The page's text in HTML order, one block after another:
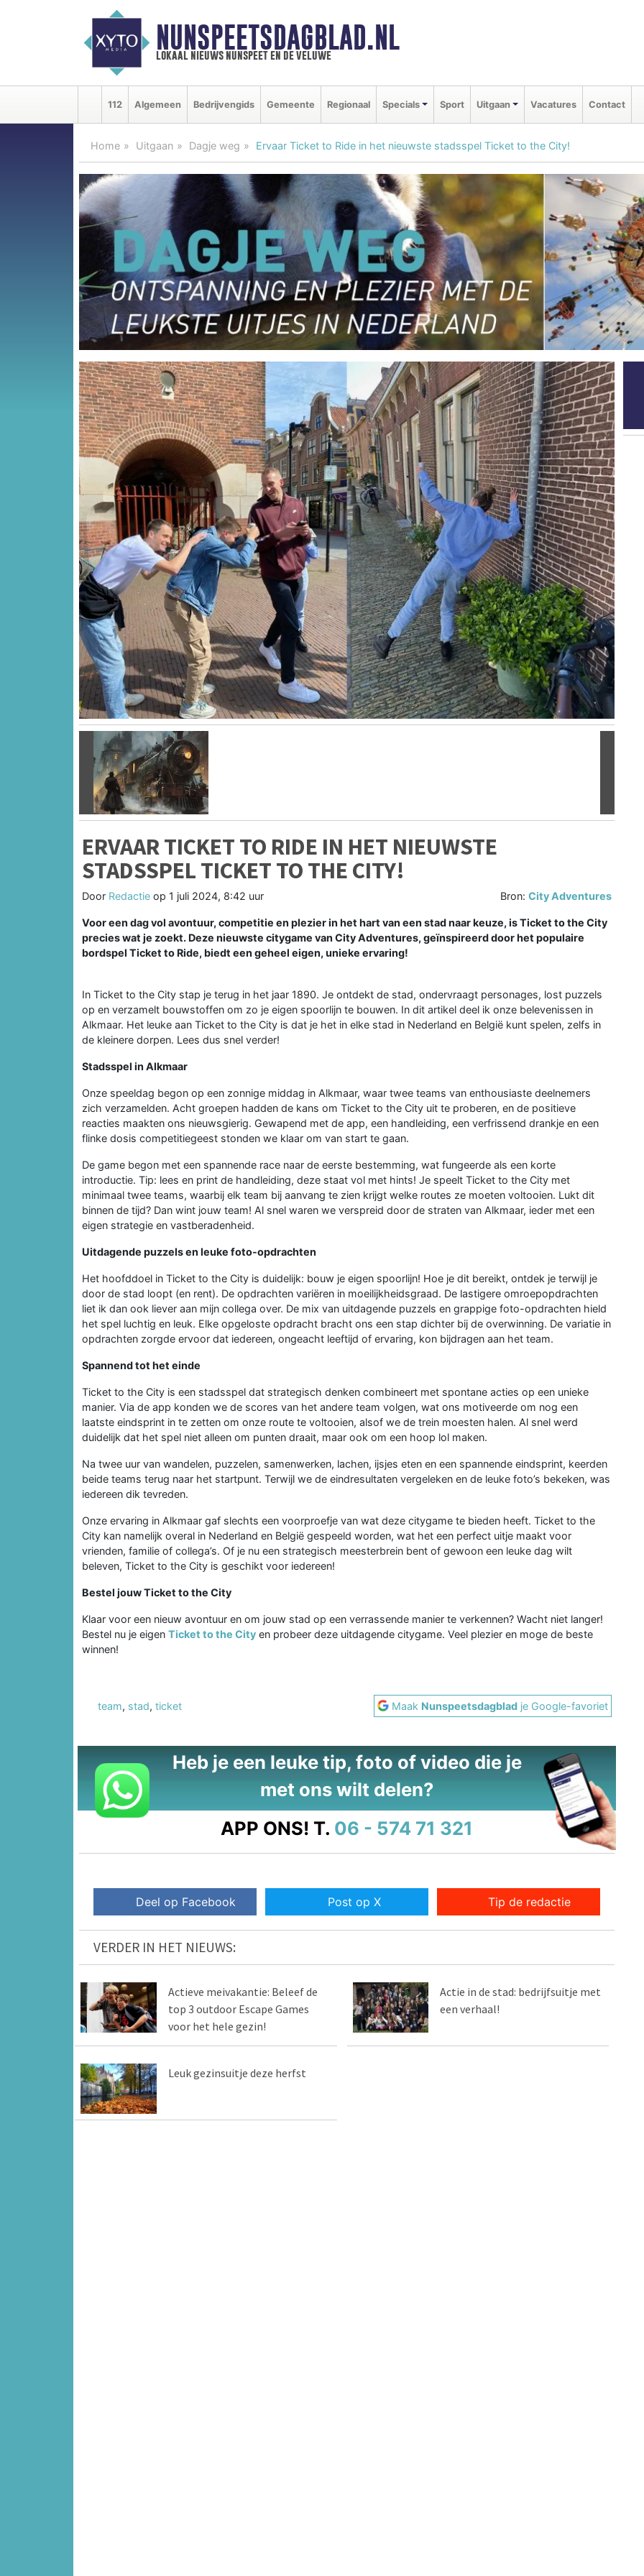
NUNSPEETSDAGBLAD.NL
lokaal nieuws nunspeet en de veluwe
112 Algemeen Bedrijvengids Gemeente Regionaal Specials Sport Uitgaan Vacatures Contact
Home Uitgaan Dagje weg Ervaar Ticket to Ride in het nieuwste stadsspel Ticket to the City!
Vorige
ERVAAR TICKET TO RIDE IN HET NIEUWSTE
STADSSPEL TICKET TO THE CITY!
Door Redactie op 1 juli 2024, 8:42 uur Bron:City Adventures
Voor een dag vol avontuur, competitie en plezier in het hart van een stad naar keuze, is Ticket to the City
precies wat je zoekt. Deze nieuwste citygame van City Adventures, geïnspireerd door het populaire
bordspel Ticket to Ride, biedt een geheel eigen, unieke ervaring!
In Ticket to the City stap je terug in het jaar 1890. Je ontdekt de stad, ondervraagt personages, lost puzzels
op en verzamelt bouwstoffen om zo je eigen spoorlijn te bouwen. In dit artikel deel ik onze belevenissen in
Alkmaar. Het leuke aan Ticket to the City is dat je het in elke stad in Nederland en België kunt spelen, zelfs in
de kleinere dorpen. Lees dus snel verder!
Stadsspel in Alkmaar
Onze speeldag begon op een zonnige middag in Alkmaar, waar twee teams van enthousiaste deelnemers
zich verzamelden. Acht groepen hadden de kans om Ticket to the City uit te proberen, en de positieve
reacties maakten ons nieuwsgierig. Gewapend met de app, een handleiding, een verfrissend drankje en een
flinke dosis competitiegeest stonden we klaar om van start te gaan.
De game begon met een spannende race naar de eerste bestemming, wat fungeerde als een korte
introductie. Tip: lees en print de handleiding, deze staat vol met hints! Je speelt Ticket to the City met
minimaal twee teams, waarbij elk team bij aanvang te zien krijgt welke routes ze moeten voltooien. Lukt dit
binnen de tijd? Dan wint jouw team! Al snel waren we verspreid door de straten van Alkmaar, ieder met een
eigen strategie en vastberadenheid.
Uitdagende puzzels en leuke foto-opdrachten
Het hoofddoel in Ticket to the City is duidelijk: bouw je eigen spoorlijn! Hoe je dit bereikt, ontdek je terwijl je
door de stad loopt (en rent). De opdrachten variëren in moeilijkheidsgraad. De lastigere omroepopdrachten
liet ik dan ook liever aan mijn collega over. De mix van uitdagende puzzels en grappige foto-opdrachten hield
het spel luchtig en leuk. Elke opgeloste opdracht bracht ons een stap dichter bij de overwinning. De variatie in
opdrachten zorgde ervoor dat iedereen, ongeacht leeftijd of ervaring, kon bijdragen aan het team.
Spannend tot het einde
Ticket to the City is een stadsspel dat strategisch denken combineert met spontane acties op een unieke
manier. Via de app konden we de scores van het andere team volgen, wat ons motiveerde om nog een
laatste eindsprint in te zetten om onze route te voltooien, alsof we de trein moesten halen. Al snel werd
duidelijk dat het spel niet alleen om punten draait, maar ook om een hoop lol maken.
Na twee uur van wandelen, puzzelen, samenwerken, lachen, ijsjes eten en een spannende eindsprint, keerden
beide teams terug naar het startpunt. Terwijl we de eindresultaten vergeleken en de leuke foto’s bekeken, was
iedereen dik tevreden.
Onze ervaring in Alkmaar gaf slechts een voorproefje van wat deze citygame te bieden heeft. Ticket to the
City kan namelijk overal in Nederland en België gespeeld worden, wat het een perfect uitje maakt voor
vrienden, familie of collega’s. Of je nu een strategisch meesterbrein bent of gewoon een leuke dag wilt
beleven, Ticket to the City is geschikt voor iedereen!
Bestel jouw Ticket to the City
Klaar voor een nieuw avontuur en om jouw stad op een verrassende manier te verkennen? Wacht niet langer!
Bestel nu je eigen Ticket to the City en probeer deze uitdagende citygame. Veel plezier en moge de beste
winnen!
team, stad, ticket Maak Nunspeetsdagblad je Google-favoriet
Heb je een leuke tip, foto of video die je
met ons wilt delen?
APP ONS! T. 06 - 574 71 321
Deel op Facebook Post op X Tip de redactie
VERDER IN HET NIEUWS:
Actieve meivakantie: Beleef de
top 3 outdoor Escape Games
voor het hele gezin!
Actie in de stad: bedrijfsuitje met
een verhaal!
Leuk gezinsuitje deze herfst